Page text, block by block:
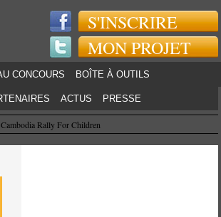
S'INSCRIRE
MON PROJET
CONCOURS BOÎTE À OUTILS
ACTUS PRESSE
Rally For Children